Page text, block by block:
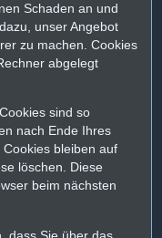
Schaden an und
unser Angebot
zu machen. Cookies
abgelegt
sind so
nach Ende Ihres
bleiben auf
löschen. Diese
beim nächsten